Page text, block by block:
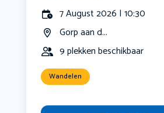
7 August 2026 | 10:30
Gorp aan d...
9 plekken beschikbaar
Wandelen